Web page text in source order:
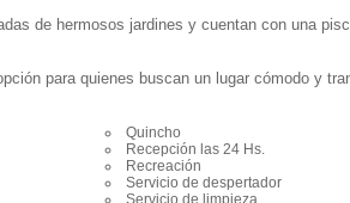
de hermosos jardines y cuentan con una
para quienes buscan un lugar cómodo y
Quincho
Recepción las 24 Hs.
Recreación
Servicio de despertador
Servicio de limpieza